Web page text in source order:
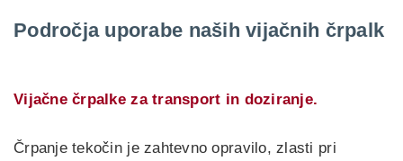
Področja uporabe naših vijačnih črpalk
Vijačne črpalke za transport in doziranje.
Črpanje tekočin je zahtevno opravilo, zlasti pri